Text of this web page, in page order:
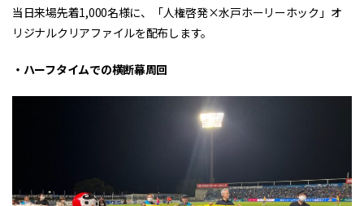
当日来場先着1,000名様に、「人権啓発×水戸ホーリーホック」オ
リジナルクリアファイルを配布します。
・ハーフタイムでの横断幕周回